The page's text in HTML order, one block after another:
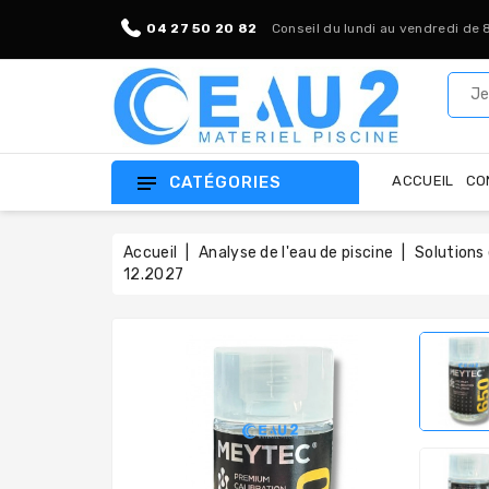
04 27 50 20 82 Conseil du lundi au vendredi de
CATÉGORIES ACCUEIL
Accueil Analyse de l'eau de piscine Solutions
12.2027